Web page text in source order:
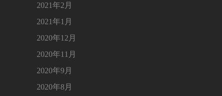
2021年2月
2021年1月
2020年12月
2020年11月
2020年9月
2020年8月